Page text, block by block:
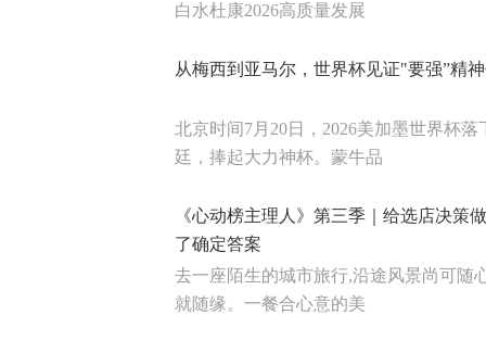
白水杜康2026高质量发展
从梅西到亚马尔，世界杯见证"要强”精
北京时间7月20日，2026美加墨世界杯
廷，捧起大力神杯。蒙牛品
《心动榜主理人》第三季｜给选店决策
了确定答案
去一座陌生的城市旅行,沿途风景尚可随
就随缘。一餐合心意的美